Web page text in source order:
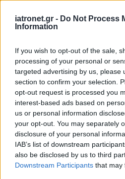
iatronet.gr - Do Not Process
Information
If you wish to opt-out of the sale,
processing of your personal or
targeted advertising by us, please
section to confirm your selection.
opt-out request is processed you
interest-based ads based on
us or personal information
your opt-out. You may separately
disclosure of your personal
IAB’s list of downstream
also be disclosed by us to third
Downstream Participants that may